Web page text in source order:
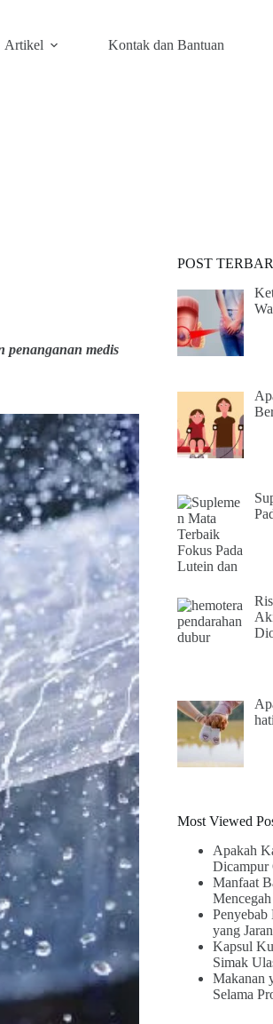
Artikel Kontak dan Bantuan
penanganan medis
POST
Most Viewed
Apakah
Dicampur
Manfaat
Penyebab
yang
Kapsul
Simak
Makanan
Selama